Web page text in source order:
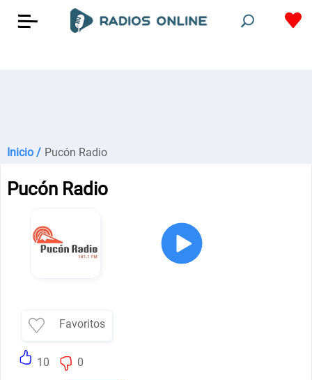
Inicio / Pucón Radio
Pucón Radio
Favoritos
10 0